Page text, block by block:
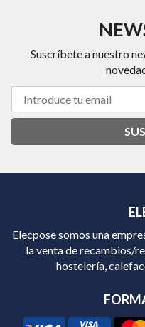
Suscríbete a nuestro
Elecpose somos una
la venta de recambios/
hostelería,